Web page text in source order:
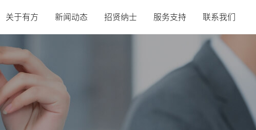
关于有方 新闻动态 招贤纳士 服务支持 联系我们